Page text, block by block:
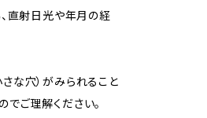
直射日光や年月の経
な穴）がみられること
ご理解ください。